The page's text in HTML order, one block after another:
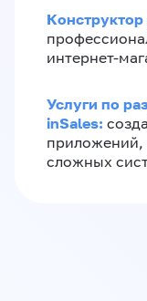
Конструктор
интернет-
Услуги по
inSales:
приложений,
сложных